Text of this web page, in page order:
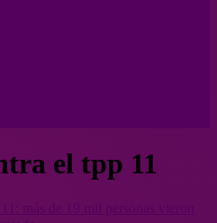
el tpp 11